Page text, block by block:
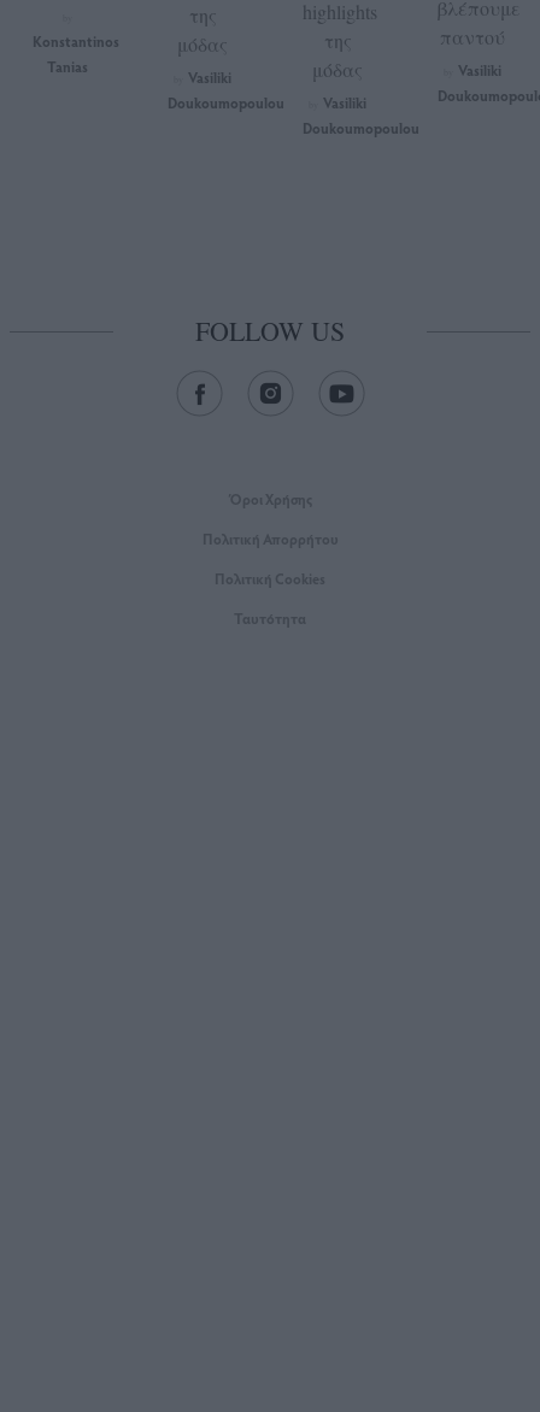
Konstantinos
Tanias
της
μόδας
Vasiliki
Doukoumopoulou
highlights
της
μόδας
Vasiliki
Doukoumopoulou
βλέπουμε
παντού
Vasiliki
FOLLOW US
Όροι Xρήσης
Πολιτική Απορρήτου
Πολιτική Cookies
Ταυτότητα